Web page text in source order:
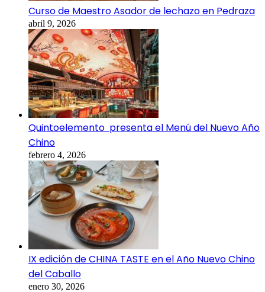
Curso de Maestro Asador de lechazo en Pedraza
abril 9, 2026
Quintoelemento presenta el Menú del Nuevo Año
Chino
febrero 4, 2026
IX edición de CHINA TASTE en el Año Nuevo Chino
del Caballo
enero 30, 2026